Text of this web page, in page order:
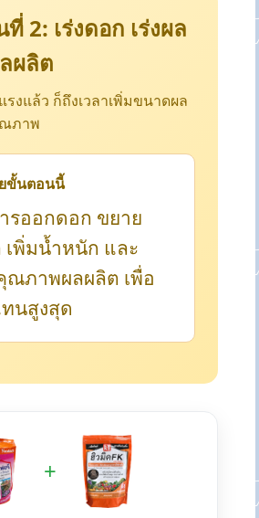
2: เร่งดอก เร่งผล
ผลิต
งแล้ว ก็ถึงเวลาเพิ่มขนาดผล
ภาพ
ขั้นตอนนี้
รออกดอก ขยาย
พิ่มน้ำหนัก และ
ณภาพผลผลิต เพื่อ
นสูงสุด
+